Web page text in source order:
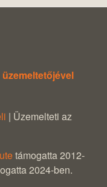
| Üzemelteti az
támogatta 2012-
2024-ben.